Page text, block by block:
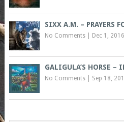
SIXX A.M. – PRAYERS
No Comments| Dec 1, 2016
GALIGULA’S HORSE –
No Comments| Sep 18,